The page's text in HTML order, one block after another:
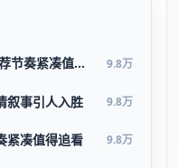
风暴之下·典藏·全站高分推荐节奏紧凑值得追看 9.8万
叙事引人入胜 9.8万
紧凑值得追看 9.8万